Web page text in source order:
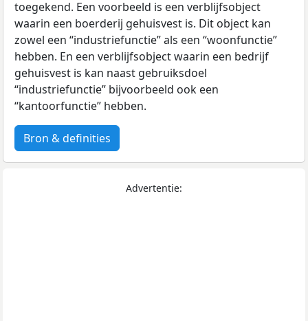
toegekend. Een voorbeeld is een verblijfsobject
waarin een boerderij gehuisvest is. Dit object kan
zowel een “industriefunctie” als een “woonfunctie”
hebben. En een verblijfsobject waarin een bedrijf
gehuisvest is kan naast gebruiksdoel
“industriefunctie” bijvoorbeeld ook een
“kantoorfunctie” hebben.
Bron & definities
Advertentie: